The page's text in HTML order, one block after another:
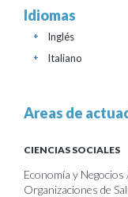
Idiomas
Inglés
+
Italiano
+
Areas de
CIENCIAS SOCIALES
Economía y
Organizaciones de